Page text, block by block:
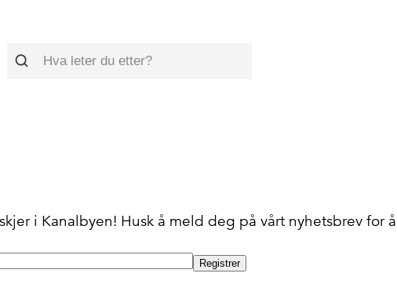
Søk
i Kanalbyen! Husk å meld deg på vårt nyhetsbrev for